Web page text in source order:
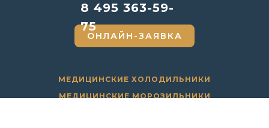
ОНЛАЙН-ЗАЯВКА
8 495 363-59-
75
МЕДИЦИНСКИЕ ХОЛОДИЛЬНИКИ
МЕДИЦИНСКИЕ МОРОЗИЛЬНИКИ